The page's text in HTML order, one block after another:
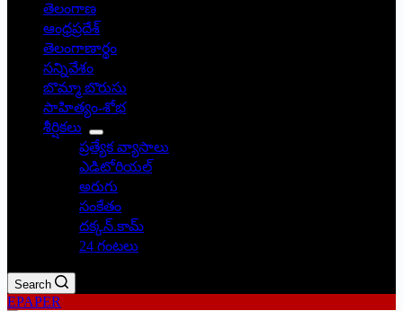
తెలంగాణ
ఆంధ్రప్రదేశ్
తెలంగాణార్థం
సన్నివేశం
బొమ్మా బొరుసు
సాహిత్యం-శోభ
శీర్షికలు
ప్రత్యేక వ్యాసాలు
ఎడిటోరియల్
అరుగు
సంకేతం
దక్కన్.కామ్
24 గంటలు
Search
EPAPER